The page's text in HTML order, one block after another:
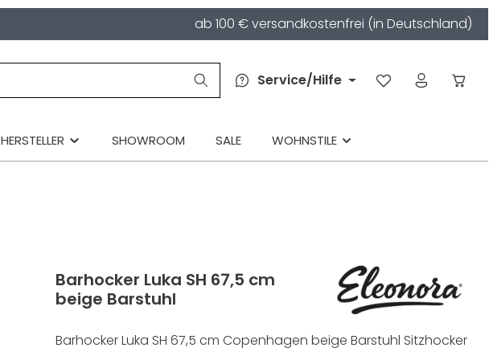
ab 100 € versandkostenfrei (in Deutschland)
Service/Hilfe
HERSTELLER SHOWROOM SALE WOHNSTILE
Barhocker Luka SH 67,5 cm
beige Barstuhl
Barhocker Luka SH 67,5 cm Copenhagen beige Barstuhl Sitzhocker